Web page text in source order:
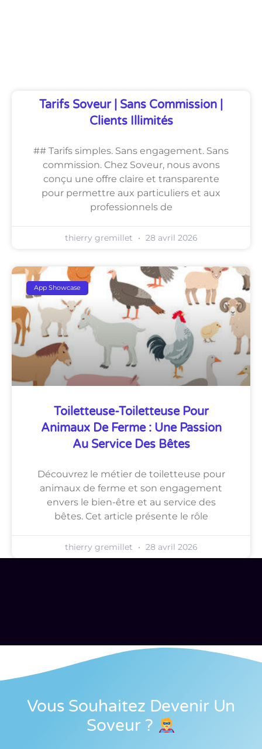
Tarifs Soveur | Sans Commission |
Clients Illimités
## Tarifs simples. Sans engagement. Sans
commission. Chez Soveur, nous avons
conçu une offre claire et transparente
pour permettre aux particuliers et aux
professionnels de
thierry gremillet 28 avril 2026
App Showcase
Toiletteuse-Toiletteuse Pour
Animaux De Ferme : Une Passion
Au Service Des Bêtes
Découvrez le métier de toiletteuse pour
animaux de ferme et son engagement
envers le bien-être et au service des
bêtes. Cet article présente le rôle
thierry gremillet 28 avril 2026
Vous Souhaitez Devenir Un
Soveur ?